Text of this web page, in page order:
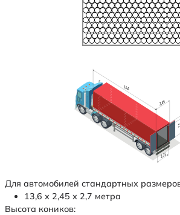
Для автомобилей стандартных
13,6 х 2,45 х 2,7 метра
Высота коников: